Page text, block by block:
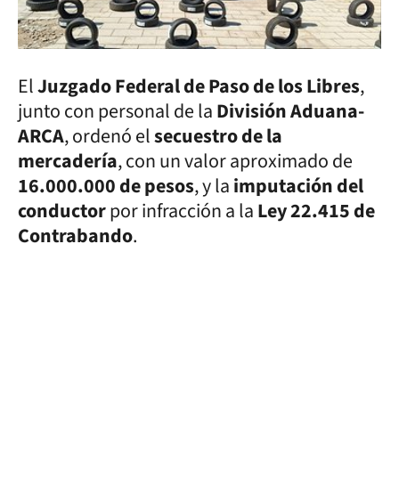
ElJuzgado Federal de Paso de los Libres,
junto con personal de laDivisión Aduana-
ARCA, ordenó elsecuestro de la
mercadería, con un valor aproximado de
16.000.000 de pesos, y laimputación del
conductorpor infracción a laLey 22.415 de
Contrabando.